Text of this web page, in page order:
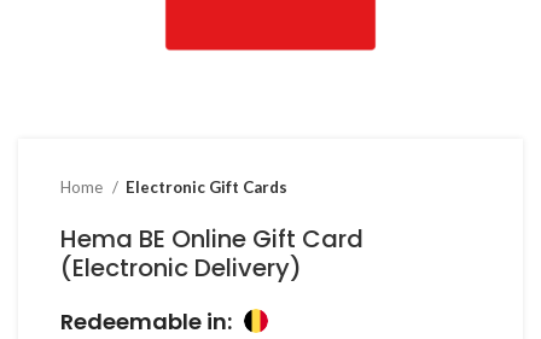
Home Electronic Gift Cards
Hema BE Online Gift Card
(Electronic Delivery)
Redeemable in: